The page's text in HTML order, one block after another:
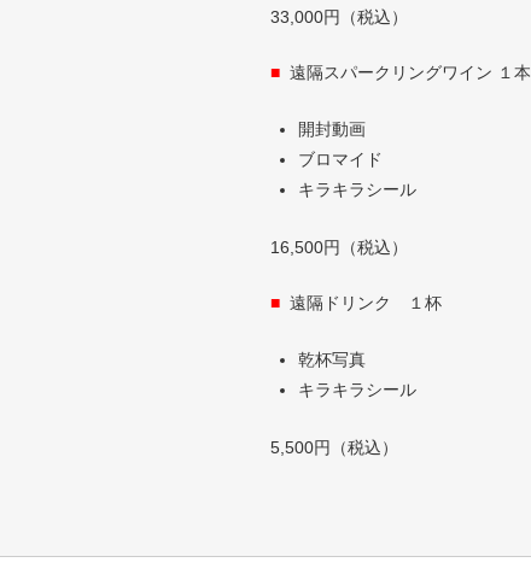
33,000円（税込）
■ 遠隔スパークリングワイン １本
開封動画
ブロマイド
キラキラシール
16,500円（税込）
■ 遠隔ドリンク １杯
乾杯写真
キラキラシール
5,500円（税込）